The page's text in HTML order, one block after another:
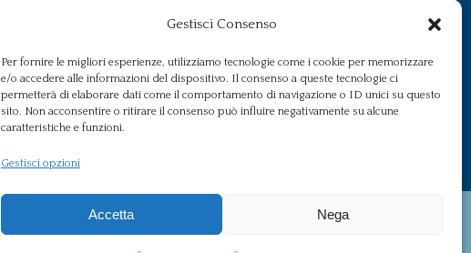
Gestisci Consenso
Per fornire le migliori esperienze, utilizziamo tecnologie come i cookie per memorizzare
e/o accedere alle informazioni del dispositivo. Il consenso a queste tecnologie ci
permetterà di elaborare dati come il comportamento di navigazione o ID unici su questo
sito. Non acconsentire o ritirare il consenso può influire negativamente su alcune
caratteristiche e funzioni.
Gestisci opzioni
Accetta Nega
Informativa Cookie
Moduli Richieste